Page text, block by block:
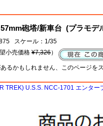
砲塔/新車台 (プラモデ
スケール：1/35
小売価格 ¥7,326）
るかもしれません、このページを
TREK) U.S.S. NCC-1701 エンター